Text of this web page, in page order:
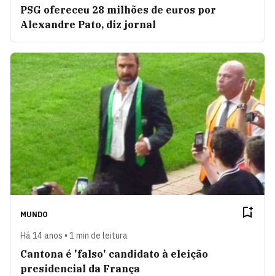
PSG ofereceu 28 milhões de euros por
Alexandre Pato, diz jornal
MUNDO
Há 14 anos • 1 min de leitura
Cantona é 'falso' candidato à eleição
presidencial da França